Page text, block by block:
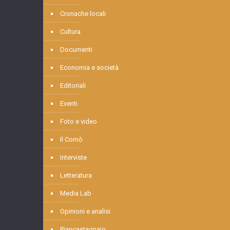
Cronache locali
Cultura
Documenti
Economia e società
Editoriali
Eventi
Foto e video
Il Comò
Interviste
Letteratura
Media Lab
Opinioni e analisi